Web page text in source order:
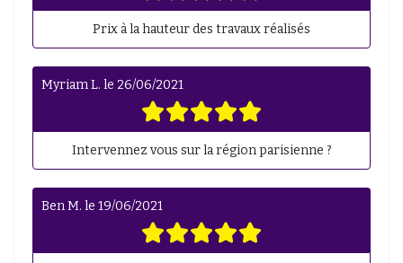
Prix à la hauteur des travaux réalisés
Myriam L. le 26/06/2021
Intervennez vous sur la région parisienne ?
Ben M. le 19/06/2021